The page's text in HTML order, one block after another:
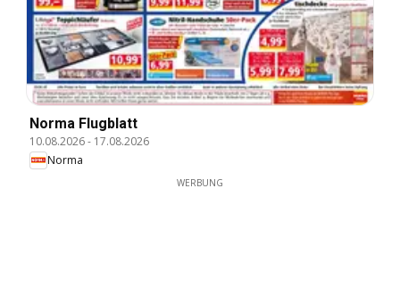
Norma Flugblatt
10.08.2026- 17.08.2026
Norma
WERBUNG